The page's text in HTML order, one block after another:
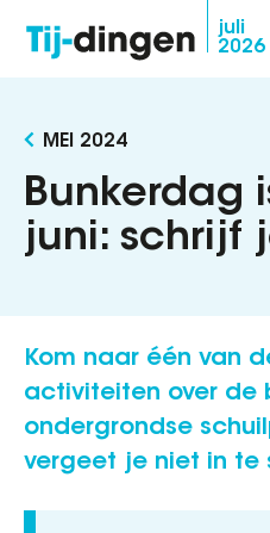
inhoud
gaan
juli
2026
MEI 2024
Bunkerdag
juni: schrijf
Kom naar één van
activiteiten over de
ondergrondse
vergeet je niet in te